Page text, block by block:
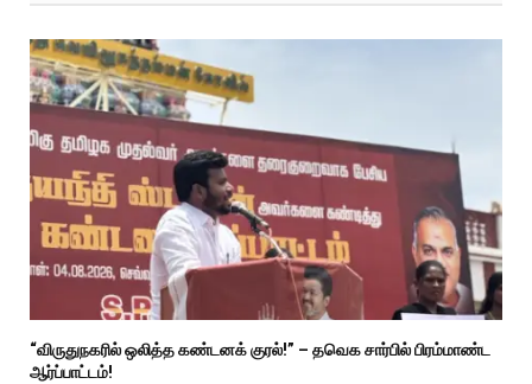
“விருதுநகரில் ஒலித்த கண்டனக் குரல்!” – தவெக சார்பில் பிரம்மாண்ட
ஆர்ப்பாட்டம்!